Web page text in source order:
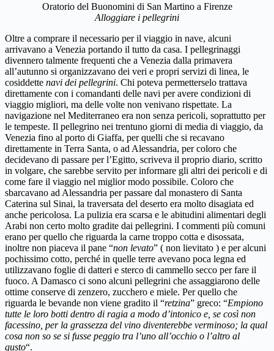
Oratorio del Buonomini di San Martino a Firenze
Alloggiare i pellegrini
Oltre a comprare il necessario per il viaggio in nave, alcuni
arrivavano a Venezia portando il tutto da casa. I pellegrinaggi
divennero talmente frequenti che a Venezia dalla primavera
all’autunno si organizzavano dei veri e propri servizi di linea, le
cosiddette navi dei pellegrini. Chi poteva permetterselo trattava
direttamente con i comandanti delle navi per avere condizioni di
viaggio migliori, ma delle volte non venivano rispettate. La
navigazione nel Mediterraneo era non senza pericoli, soprattutto per
le tempeste. Il pellegrino nei trentuno giorni di media di viaggio, da
Venezia fino al porto di Giaffa, per quelli che si recavano
direttamente in Terra Santa, o ad Alessandria, per coloro che
decidevano di passare per l’Egitto, scriveva il proprio diario, scritto
in volgare, che sarebbe servito per informare gli altri dei pericoli e di
come fare il viaggio nel miglior modo possibile. Coloro che
sbarcavano ad Alessandria per passare dal monastero di Santa
Caterina sul Sinai, la traversata del deserto era molto disagiata ed
anche pericolosa. La pulizia era scarsa e le abitudini alimentari degli
Arabi non certo molto gradite dai pellegrini. I commenti più comuni
erano per quello che riguarda la carne troppo cotta e disossata,
inoltre non piaceva il pane “non levato” ( non lievitato ) e per alcuni
pochissimo cotto, perché in quelle terre avevano poca legna ed
utilizzavano foglie di datteri e sterco di cammello secco per fare il
fuoco. A Damasco ci sono alcuni pellegrini che assaggiarono delle
ottime conserve di zenzero, zucchero e miele. Per quello che
riguarda le bevande non viene gradito il “retzina” greco: “Empiono
tutte le loro botti dentro di ragia a modo d’intonico e, se così non
facessino, per la grassezza del vino diventerebbe verminoso; la qual
cosa non so se si fusse peggio tra l’uno all’occhio o l’altro al
gusto“.